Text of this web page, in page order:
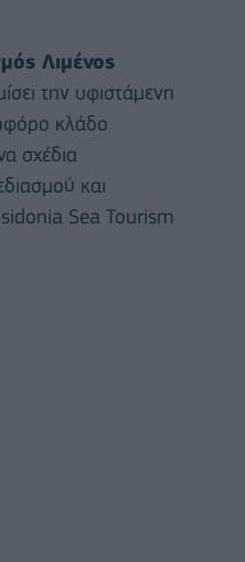
Λιμένος
την υφιστάμενη
κλάδο
σχέδια
και
Sea Tourism